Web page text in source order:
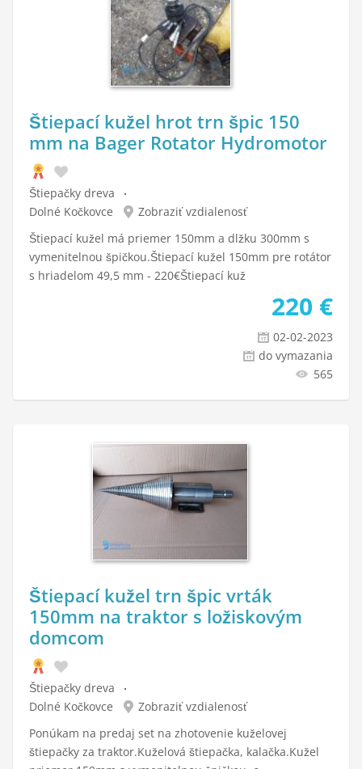
Štiepací kužel hrot trn špic 150
mm na Bager Rotator Hydromotor
Štiepačky dreva
Dolné Kočkovce
Zobraziť vzdialenosť
Štiepací kužel má priemer 150mm a dlžku 300mm s
vymenitelnou špičkou.Štiepací kužel 150mm pre rotátor
s hriadelom 49,5 mm - 220€Štiepací kuž
220 €
02-02-2023
do vymazania
565
Štiepací kužel trn špic vrták
150mm na traktor s ložiskovým
domcom
Štiepačky dreva
Dolné Kočkovce
Zobraziť vzdialenosť
Ponúkam na predaj set na zhotovenie kuželovej
štiepačky za traktor.Kuželová štiepačka, kalačka.Kužel